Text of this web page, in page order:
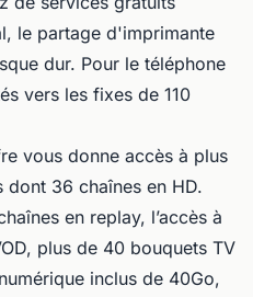
le partage d'imprimante
dur. Pour le téléphone
vers les fixes de 110
vous donne accès à plus
dont 36 chaînes en HD.
en replay, l’accès à
plus de 40 bouquets TV
inclus de 40Go,